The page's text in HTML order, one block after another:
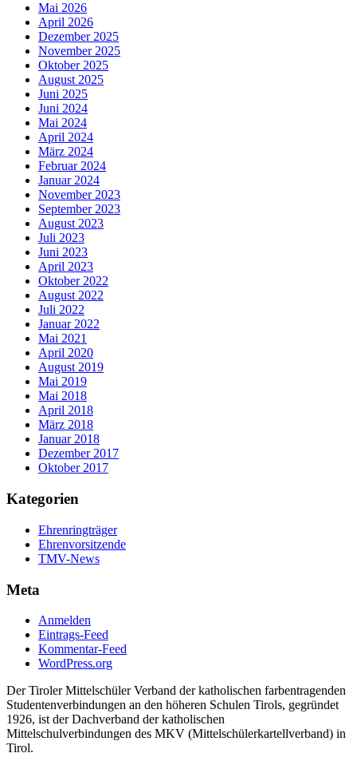
Mai 2026
April 2026
Dezember 2025
November 2025
Oktober 2025
August 2025
Juni 2025
Juni 2024
Mai 2024
April 2024
März 2024
Februar 2024
Januar 2024
November 2023
September 2023
August 2023
Juli 2023
Juni 2023
April 2023
Oktober 2022
August 2022
Juli 2022
Januar 2022
Mai 2021
April 2020
August 2019
Mai 2019
Mai 2018
April 2018
März 2018
Januar 2018
Dezember 2017
Oktober 2017
Kategorien
Ehrenringträger
Ehrenvorsitzende
TMV-News
Meta
Anmelden
Eintrags-Feed
Kommentar-Feed
WordPress.org
Der Tiroler Mittelschüler Verband der katholischen farbentragenden
Studentenverbindungen an den höheren Schulen Tirols, gegründet
1926, ist der Dachverband der katholischen
Mittelschulverbindungen des MKV (Mittelschülerkartellverband) in
Tirol.